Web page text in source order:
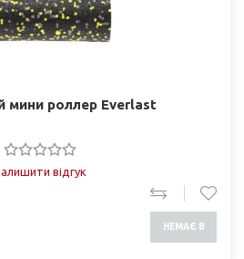
мини роллер Everlast
відгук
НЕМАЄ В